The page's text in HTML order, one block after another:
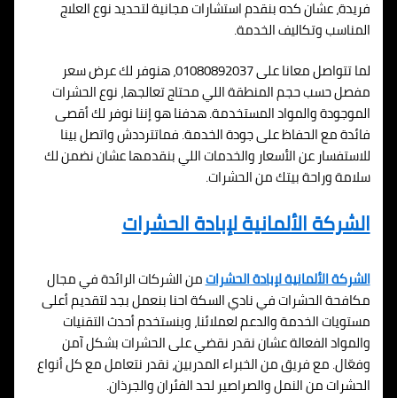
فريدة، عشان كده بنقدم استشارات مجانية لتحديد نوع العلاج
المناسب وتكاليف الخدمة.
لما تتواصل معانا على 01080892037، هنوفر لك عرض سعر
مفصل حسب حجم المنطقة اللي محتاج تعالجها، نوع الحشرات
الموجودة والمواد المستخدمة. هدفنا هو إننا نوفر لك أقصى
فائدة مع الحفاظ على جودة الخدمة. فماتترددش واتصل بينا
للاستفسار عن الأسعار والخدمات اللي بنقدمها عشان نضمن لك
سلامة وراحة بيتك من الحشرات.
الشركة الألمانية لإبادة الحشرات
الشركة الألمانية لإبادة الحشراتمن الشركات الرائدة في مجال
مكافحة الحشرات في نادي السكة احنا بنعمل بجد لتقديم أعلى
مستويات الخدمة والدعم لعملائنا، وبنستخدم أحدث التقنيات
والمواد الفعالة عشان نقدر نقضي على الحشرات بشكل آمن
وفعّال. مع فريق من الخبراء المدربين، نقدر نتعامل مع كل أنواع
الحشرات من النمل والصراصير لحد الفئران والجرذان.